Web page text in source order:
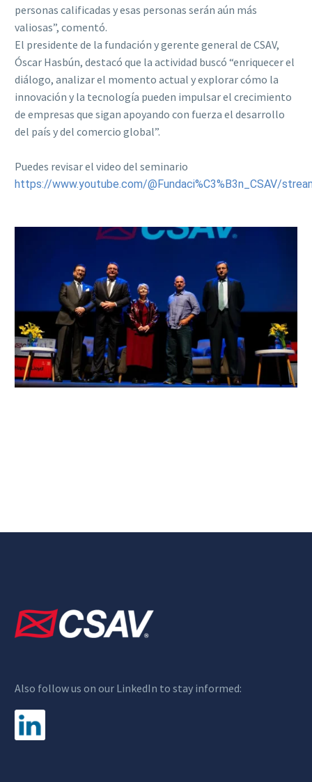
personas calificadas y esas personas serán aún más
valiosas”, comentó.
El presidente de la fundación y gerente general de CSAV,
Óscar Hasbún, destacó que la actividad buscó “enriquecer el
diálogo, analizar el momento actual y explorar cómo la
innovación y la tecnología pueden impulsar el crecimiento
de empresas que sigan apoyando con fuerza el desarrollo
del país y del comercio global”.
Puedes revisar el video del seminario
https://www.youtube.com/@Fundaci%C3%B3n_CSAV/
Also follow us on our LinkedIn to stay informed: